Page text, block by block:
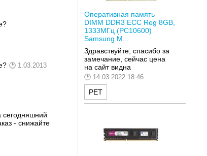
1.03.2013
сегодняшний
- снижайте
Оперативная память
DIMM DDR3 ECC Reg 8GB,
1333МГц (PC10600)
Samsung M...
Здравствуйте, спасибо за
замечание, сейчас цена
на сайт видна
14.03.2022 18:46
РЕТ